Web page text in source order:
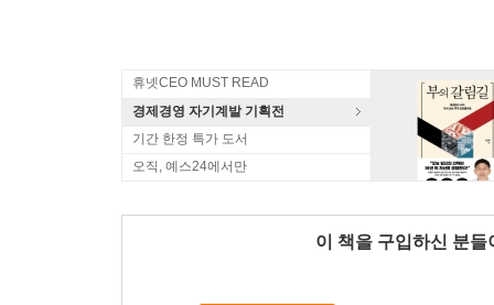
휴넷CEO MUST READ
경제경영 자기계발 기획전
기간 한정 특가 도서
오직, 예스24에서만
이 책을 구입하신 분